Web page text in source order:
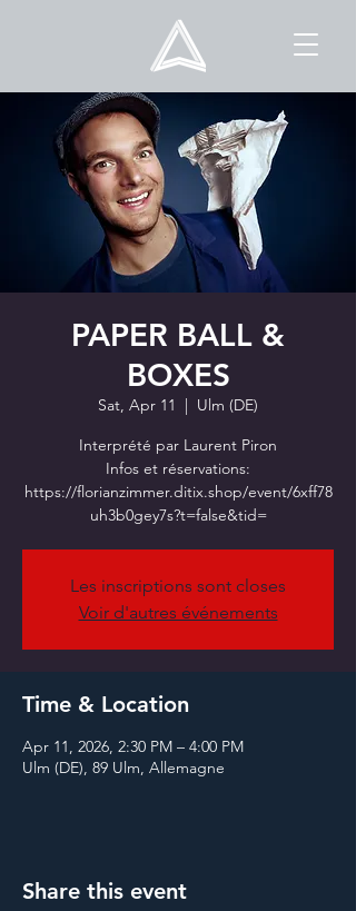
PAPER BALL &
BOXES
Sat, Apr 11
  |
Ulm (DE)
Interprété par Laurent Piron
Infos et réservations:
https://florianzimmer.ditix.shop/event/6xff78
uh3b0gey7s?t=false&tid=
Les inscriptions sont closes
Voir d'autres événements
Time & Location
Apr 11, 2026, 2:30 PM – 4:00 PM
Ulm (DE), 89 Ulm, Allemagne
Share this event